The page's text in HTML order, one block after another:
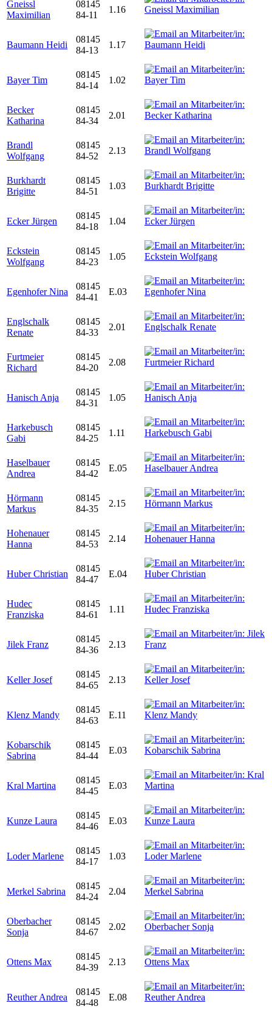
Gneissl
Maximilian
08145
84-11
1.16
Baumann Heidi
08145
84-13
1.17
Bayer Tim
08145
84-14
1.02
Becker
Katharina
08145
84-34
2.01
Brandl
Wolfgang
08145
84-52
2.13
Burkhardt
Brigitte
08145
84-51
1.03
Ecker Jürgen
08145
84-18
1.04
Eckstein
Wolfgang
08145
84-23
1.05
Egenhofer Nina
08145
84-41
E.03
Englschalk
Renate
08145
84-33
2.01
Furtmeier
Richard
08145
84-20
2.08
Hanisch Anja
08145
84-31
1.05
Harkebusch
Gabi
08145
84-25
1.11
Haselbauer
Andrea
08145
84-42
E.05
Hörmann
Markus
08145
84-35
2.15
Hohenauer
Hanna
08145
84-53
2.14
Huber Christian
08145
84-47
E.04
Hudec
Franziska
08145
84-61
1.11
Jilek Franz
08145
84-36
2.13
Keller Josef
08145
84-65
2.13
Klenz Mandy
08145
84-63
E.11
Kobarschik
Sabrina
08145
84-44
E.03
Kral Martina
08145
84-45
E.03
Kunze Laura
08145
84-46
E.03
Loder Marlene
08145
84-17
1.03
Merkel Sabrina
08145
84-24
2.04
Oberbacher
Sonja
08145
84-67
2.02
Ottens Max
08145
84-39
2.13
Reuther Andrea
08145
84-48
E.08